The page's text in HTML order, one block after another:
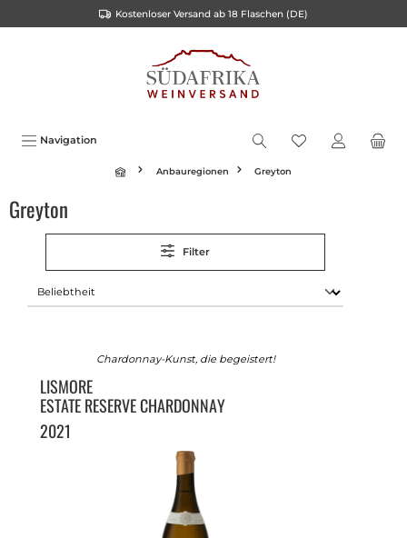
Kostenloser Versand ab 18 Flaschen (DE)
Navigation
Anbauregionen Greyton
Greyton
Filter
Chardonnay-Kunst, die begeistert!
LISMORE
ESTATE RESERVE CHARDONNAY
2021